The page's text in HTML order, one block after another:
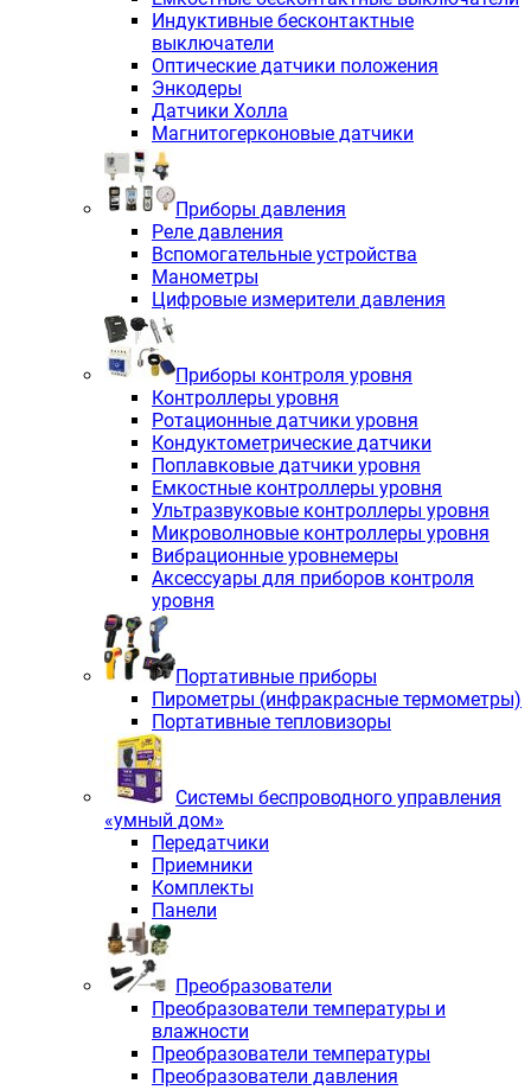
Индуктивные бесконтактные
выключатели
Оптические датчики положения
Энкодеры
Датчики Холла
Магнитогерконовые датчики
Приборы давления
Реле давления
Вспомогательные устройства
Манометры
Цифровые измерители давления
Приборы контроля уровня
Контроллеры уровня
Ротационные датчики уровня
Кондуктометрические датчики
Поплавковые датчики уровня
Емкостные контроллеры уровня
Ультразвуковые контроллеры уровня
Микроволновые контроллеры уровня
Вибрационные уровнемеры
Аксессуары для приборов контроля
уровня
Портативные приборы
Пирометры (инфракрасные термометры)
Портативные тепловизоры
Системы беспроводного управления
«умный дом»
Передатчики
Приемники
Комплекты
Панели
Преобразователи
Преобразователи температуры и
влажности
Преобразователи температуры
Преобразователи давления